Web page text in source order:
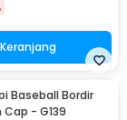
Baseball Bordir
Cap - G139